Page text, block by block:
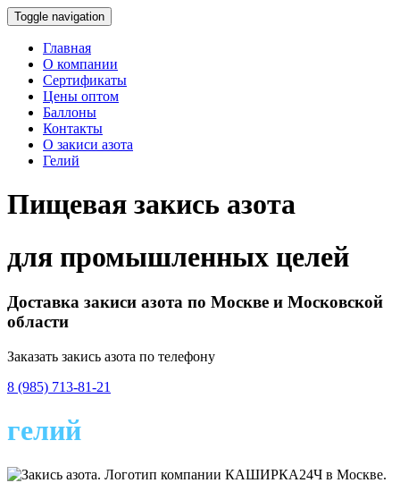
Toggle navigation
Главная
О компании
Сертификаты
Цены оптом
Баллоны
Контакты
О закиси азота
Гелий
Пищевая закись азота
для промышленных целей
Доставка закиси азота по Москве и Московской
области
Заказать закись азота по телефону
8 (985) 713-81-21
гелий